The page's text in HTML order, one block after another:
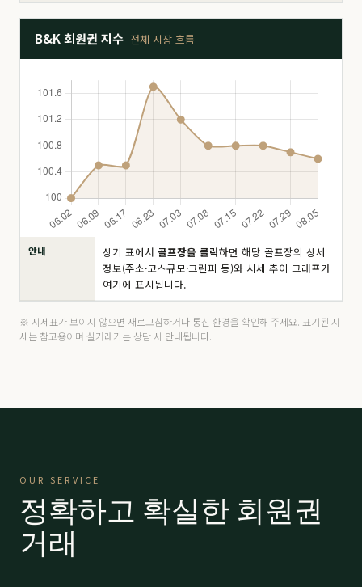
동부산
동부산 分 3억 160,000 ▲ 5,000
동부산 分 1.2억 26,000
동부산 分 1.4억
分 1.8억
드비치
드비치 分 3억 68,000 ▼ 2,000
드비치 分 8.5억 190,000 ▼ 10,000
주중
마우나 오션 分 6,500만 14,000 -
밀양 에스파크
베이사이드 프리미어 59,000
베이사이드
B&K 회원권 지수 전체 시장 흐름
안내 상기 표에서 골프장을 클릭하면 해당 골프장의 상세
정보(주소·코스규모·그린피 등)와 시세 추이 그래프가
여기에 표시됩니다.
※ 시세표가 보이지 않으면 새로고침하거나 통신 환경을 확인해 주세요. 표기된 시
세는 참고용이며 실거래가는 상담 시 안내됩니다.
OUR SERVICE
정확하고 확실한 회원권
거래